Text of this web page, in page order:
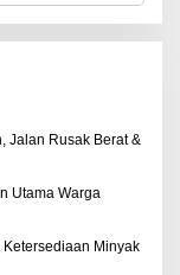
Jalan Rusak Berat &
Utama Warga
Minyak